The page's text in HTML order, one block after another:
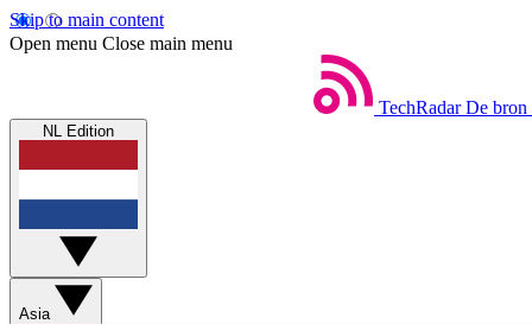
Skip to main content
Open menu Close main menu
TechRadar De bron
NL Edition
Asia